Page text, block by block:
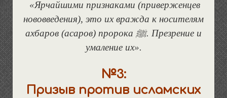
«Ярчайшими признаками (приверженцев
нововведения), это их вражда к носителям
ахбаров (асаров) пророка ﷺ. Презрение и
умаление их».
№3:
Призыв против исламских